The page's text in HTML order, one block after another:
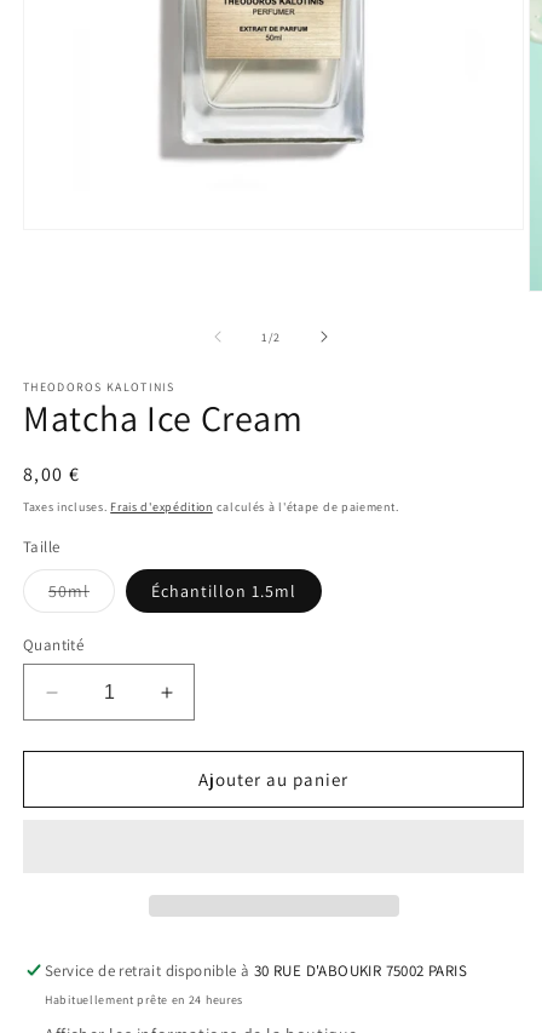
1/de2
THEODOROS KALOTINIS
Matcha Ice Cream
Prix
habituel
8,00 €
Taxes incluses. Frais d'expédition calculés à l'étape de paiement.
Taille
50mlVariante
épuisée
Échantillon 1.5ml
Quantité
Réduire
la
quantité
Matcha
Augmenter
la
quantité
Matcha
Ajouter au panier
Service de retrait disponible à 30 RUE D'ABOUKIR 75002 PARIS
Habituellement prête en 24 heures